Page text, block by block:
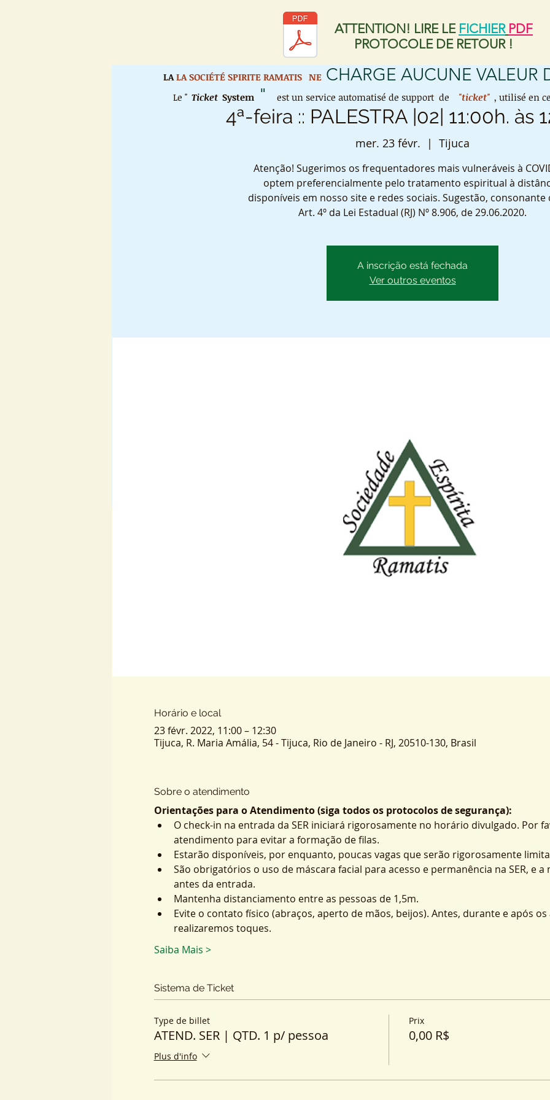
ATTENTION! LIRE LE FICHIER PDF
PROTOCOLE DE RETOUR !
4ª-feira :: PALESTRA |02| 11:00h. às
mer. 23 févr.
  |
Tijuca
Atenção! Sugerimos os frequentadores mais vulneráveis à
optem preferencialmente pelo tratamento espiritual à
disponíveis em nosso site e redes sociais. Sugestão, consonante
Art. 4º da Lei Estadual (RJ) Nº 8.906, de 29.06.2020.
A inscrição está fechada
Ver outros eventos
Horário e local
23 févr. 2022, 11:00 – 12:30
Tijuca, R. Maria Amália, 54 - Tijuca, Rio de Janeiro - RJ, 20510-130, Brasil
Sobre o atendimento
Orientações para o Atendimento (siga todos os protocolos de segurança):
O check-in na entrada da SER iniciará rigorosamente no horário divulgado. Por
atendimento para evitar a formação de filas.
Estarão disponíveis, por enquanto, poucas vagas que serão rigorosamente
São obrigatórios o uso de máscara facial para acesso e permanência na SER, e
antes da entrada.
Mantenha distanciamento entre as pessoas de 1,5m.
Evite o contato físico (abraços, aperto de mãos, beijos). Antes, durante e após
realizaremos toques.
Saiba Mais >
Sistema de Ticket
Type de billet
ATEND. SER | QTD. 1 p/ pessoa
Plus d'info
Prix
0,00 R$
LA LA SOCIÉTÉ SPIRITE RAMATIS NE CHARGE AUCUNE VALEUR
Le " Ticket System" est un service automatisé de support de "ticket" , utilisé en